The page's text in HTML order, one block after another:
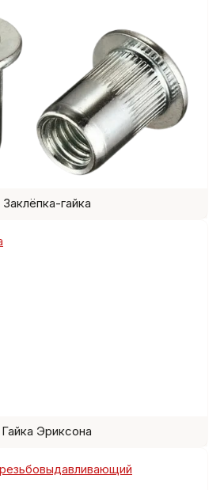
Заклёпка-гайка
Гайка Эриксона